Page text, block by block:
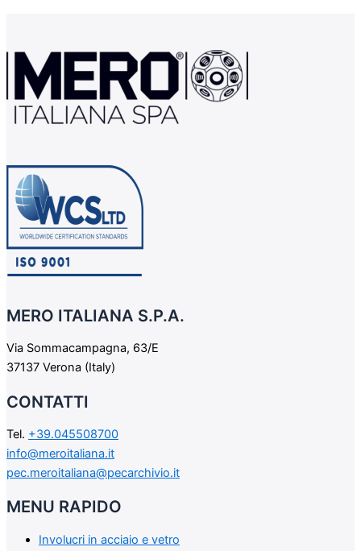
MERO ITALIANA S.P.A.
Via Sommacampagna, 63/E
37137 Verona (Italy)
CONTATTI
Tel. +39.045508700
info@meroitaliana.it
pec.meroitaliana@pecarchivio.it
MENU RAPIDO
Involucri in acciaio e vetro